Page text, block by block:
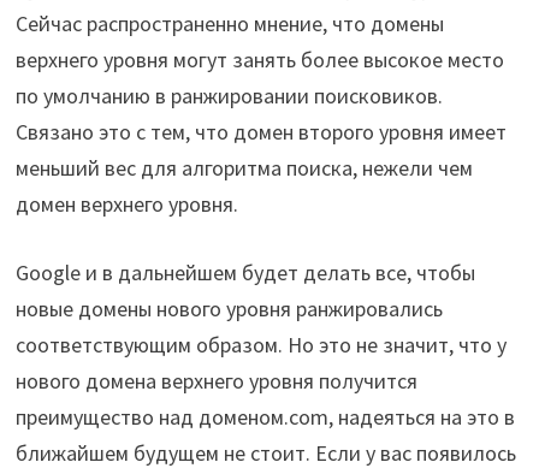
Сейчас распространенно мнение, что домены
верхнего уровня могут занять более высокое место
по умолчанию в ранжировании поисковиков.
Связано это с тем, что домен второго уровня имеет
меньший вес для алгоритма поиска, нежели чем
домен верхнего уровня.
Google и в дальнейшем будет делать все, чтобы
новые домены нового уровня ранжировались
соответствующим образом. Но это не значит, что у
нового домена верхнего уровня получится
преимущество над доменом.com, надеяться на это в
ближайшем будущем не стоит. Если у вас появилось